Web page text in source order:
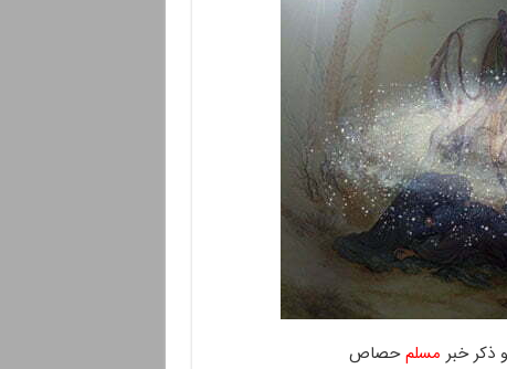
و ذکر خبر مسلمحصاص